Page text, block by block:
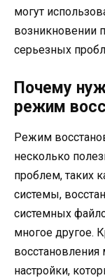
могут
возникновении
серьезных
Почему
режим
Режим
несколько
проблем, таких
системы,
системных
многое другое.
настройки,